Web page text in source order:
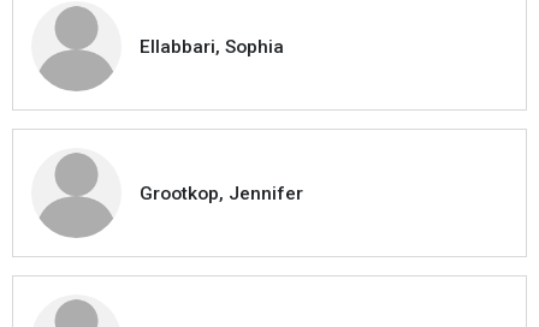
Ellabbari, Sophia
Grootkop, Jennifer